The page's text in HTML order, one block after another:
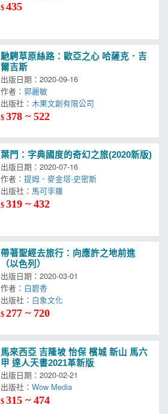
$435
馳騁草原絲路：歐亞之心 哈薩克．吉
爾吉斯
出版日期：2020-09-16
作者：郭麗敏
出版社：
$378 ~ 522
葉門：字典國度的奇幻之旅(2020新版)
出版日期：2020-07-16
作者：提姆．麥金塔-史密斯
出版社：
$319 ~ 432
帶著聖經去旅行：向應許之地前進
（以色列）
出版日期：2020-03-01
作者： 白碧香
出版社：
$277 ~ 720
馬來西亞 吉隆坡 怡保 檳城 新山 馬六
甲 達人天書2021革新版
出版日期：2020-02-21
出版社：Wow Media
$315 ~ 474